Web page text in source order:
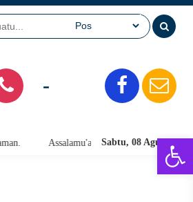
-
Sabtu, 08 Agu 2026
Assalamu'alaikum warahmatullahi